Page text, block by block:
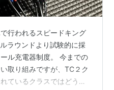
行われるスピードキング
ラウンドより試験的に採
ル充電器制度。 今までの
取り組みですが、TC２ク
ているクラスではどうし